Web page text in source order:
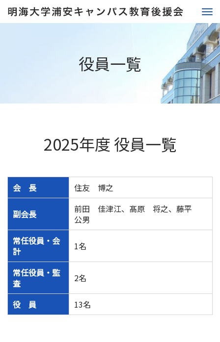
役員一覧
2025年度 役員一覧
会 長 住友 博之
副会長
前田 佳津江、髙原 将之、藤平
公男
常任役員・会
計
1名
常任役員・監
査
2名
役 員 13名